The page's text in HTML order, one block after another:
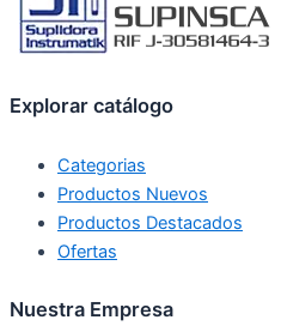
Explorar catálogo
Categorias
Productos Nuevos
Productos Destacados
Ofertas
Nuestra Empresa